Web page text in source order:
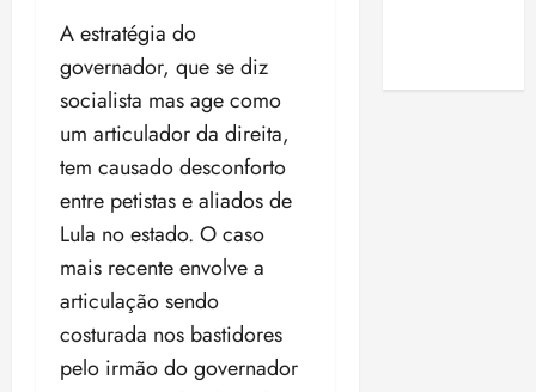
A estratégia do
governador, que se diz
socialista mas age como
um articulador da direita,
tem causado desconforto
entre petistas e aliados de
Lula no estado. O caso
mais recente envolve a
articulação sendo
costurada nos bastidores
pelo irmão do governador